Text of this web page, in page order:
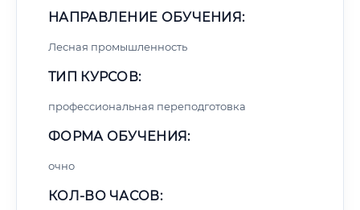
НАПРАВЛЕНИЕ ОБУЧЕНИЯ:
Лесная промышленность
ТИП КУРСОВ:
профессиональная переподготовка
ФОРМА ОБУЧЕНИЯ:
очно
КОЛ-ВО ЧАСОВ: